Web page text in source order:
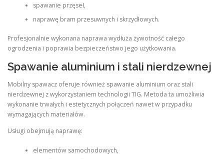
spawanie przęseł,
naprawę bram przesuwnych i skrzydłowych.
Profesjonalnie wykonana naprawa wydłuża żywotność całego
ogrodzenia i poprawia bezpieczeństwo jego użytkowania.
Spawanie aluminium i stali nierdzewnej
Mobilny spawacz oferuje również spawanie aluminium oraz stali
nierdzewnej z wykorzystaniem technologii TIG. Metoda ta umożliwia
wykonanie trwałych i estetycznych połączeń nawet w przypadku
wymagających materiałów.
Usługi obejmują naprawę:
elementów samochodowych,